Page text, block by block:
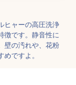
ヒャーの高圧洗浄
徴です。静音性に
壁の汚れや、花粉
ですよ。